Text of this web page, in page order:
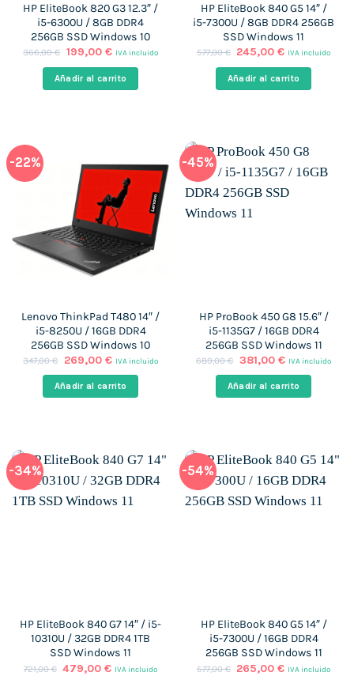
HP EliteBook 820 G3 12.3″ /
i5-6300U / 8GB DDR4
256GB SSD Windows 10
366,00€ El
original
era:
199,00 €El
actual
es:
IVA incluido
Añadir al carrito
HP EliteBook 840 G5 14″ /
i5-7300U / 8GB DDR4 256GB
SSD Windows 11
577,00€ El
original
era:
245,00€El
actual
es:
IVA incluido
Añadir al carrito
-22%
Lenovo ThinkPad T480 14″ /
i5-8250U / 16GB DDR4
256GB SSD Windows 10
347,00€
El
original
era:
269,00 €El
actual
es:
IVA incluido
Añadir al carrito
-45%
HP ProBook 450 G8 15.6″ /
i5-1135G7 / 16GB DDR4
256GB SSD Windows 11
689,00€ El
original
era:
381,00 €El
actual
es:
IVA incluido
Añadir al carrito
-34%
HP EliteBook 840 G7 14″ / i5-
10310U / 32GB DDR4 1TB
SSD Windows 11
721,00€ El
479,00€ElIVA incluido
-54%
HP EliteBook 840 G5 14″ /
i5-7300U / 16GB DDR4
256GB SSD Windows 11
577,00€ El
265,00€ElIVA incluido